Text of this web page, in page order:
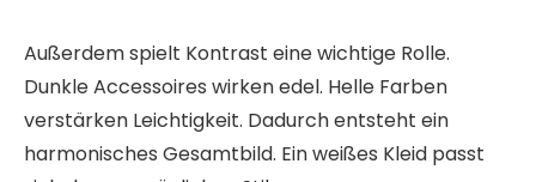
Außerdem spielt Kontrast eine wichtige Rolle.
Dunkle Accessoires wirken edel. Helle Farben
verstärken Leichtigkeit. Dadurch entsteht ein
harmonisches Gesamtbild. Ein weißes Kleid passt